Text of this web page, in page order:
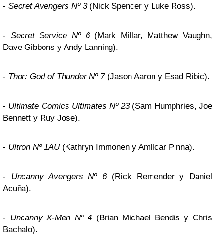
- Secret Avengers Nº 3(Nick Spencer y Luke Ross).
- Secret Service Nº 6(Mark Millar, Matthew Vaughn,
Dave Gibbons y Andy Lanning).
- Thor: God of Thunder Nº 7(Jason Aaron y Esad Ribic).
- Ultimate Comics Ultimates Nº 23(Sam Humphries, Joe
Bennett y Ruy Jose).
- Ultron Nº 1AU(Kathryn Immonen y Amilcar Pinna).
- Uncanny Avengers Nº 6(Rick Remender y Daniel
Acuña).
- Uncanny X-Men Nº 4 (Brian Michael Bendis y Chris
Bachalo).